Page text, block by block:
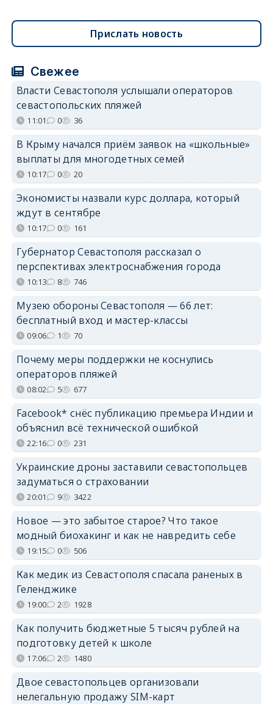
Прислать новость
Свежее
Власти Севастополя услышали операторов
севастопольских пляжей
11:01 0 36
В Крыму начался приём заявок на «школьные»
выплаты для многодетных семей
10:17 0 20
Экономисты назвали курс доллара, который
ждут в сентябре
10:17 0 161
Губернатор Севастополя рассказал о
перспективах электроснабжения города
10:13 8 746
Музею обороны Севастополя — 66 лет:
бесплатный вход и мастер-классы
09:06 1 70
Почему меры поддержки не коснулись
операторов пляжей
08:02 5 677
Facebook* снёс публикацию премьера Индии и
объяснил всё технической ошибкой
22:16 0 231
Украинские дроны заставили севастопольцев
задуматься о страховании
20:01 9 3422
Новое — это забытое старое? Что такое
модный биохакинг и как не навредить себе
19:15 0 506
Как медик из Севастополя спасала раненых в
Геленджике
19:00 2 1928
Как получить бюджетные 5 тысяч рублей на
подготовку детей к школе
17:06 2 1480
Двое севастопольцев организовали
нелегальную продажу SIM-карт